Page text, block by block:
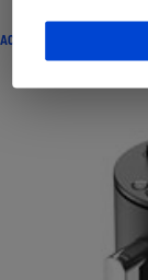
ACTUALITÉ